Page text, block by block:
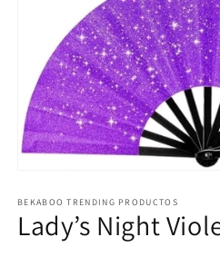
multimedia
1
en
BEKABOO TRENDING PRODUCTOS
Lady’s Night